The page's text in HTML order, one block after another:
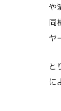
や
同
ヤ
と
に